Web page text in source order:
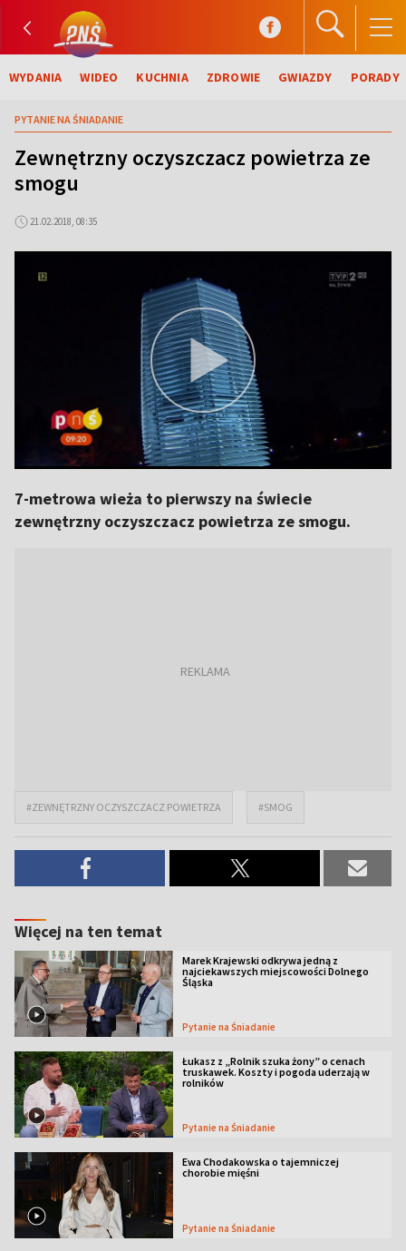
WYDANIA WIDEO KUCHNIA ZDROWIE GWIAZDY PORADY
PYTANIE NA ŚNIADANIE
Zewnętrzny oczyszczacz powietrza ze
smogu
21.02.2018, 08:35
7-metrowa wieża to pierwszy na świecie
zewnętrzny oczyszczacz powietrza ze smogu.
#ZEWNĘTRZNY OCZYSZCZACZ POWIETRZA #SMOG
Więcej na ten temat
Marek Krajewski odkrywa jedną z
najciekawszych miejscowości Dolnego
Śląska
Pytanie na Śniadanie
Łukasz z „Rolnik szuka żony” o cenach
truskawek. Koszty i pogoda uderzają w
rolników
Pytanie na Śniadanie
Ewa Chodakowska o tajemniczej
chorobie mięśni
Pytanie na Śniadanie